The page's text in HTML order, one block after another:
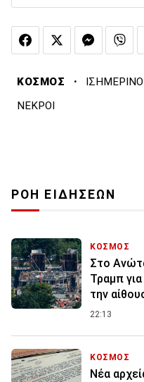
ΚΟΣΜΟΣ ·
ΝΕΚΡΟΙ
ΡΟΗ ΕΙΔΗΣΕΩΝ
ΚΟΣΜΟΣ
Στο
Τραμπ
την
22:13
ΚΟΣΜΟΣ
Νέα